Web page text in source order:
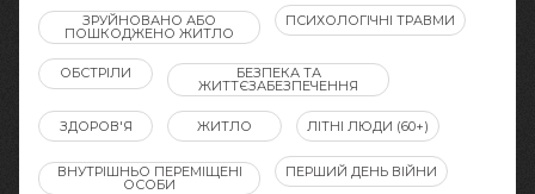
ЗРУЙНОВАНО АБО
ПОШКОДЖЕНО ЖИТЛО
ПСИХОЛОГІЧНІ ТРАВМИ
ОБСТРІЛИ БЕЗПЕКА ТА
ЖИТТЄЗАБЕЗПЕЧЕННЯ
ЗДОРОВ'Я ЖИТЛО ЛІТНІ ЛЮДИ (60+)
ВНУТРІШНЬО ПЕРЕМІЩЕНІ
ОСОБИ
ПЕРШИЙ ДЕНЬ ВІЙНИ